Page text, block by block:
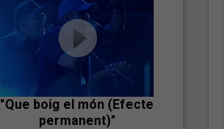
"Que boig el món (Efecte
permanent)"